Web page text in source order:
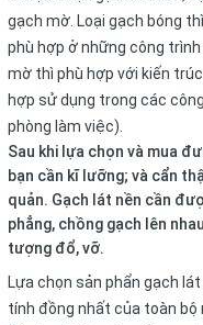
gạch mờ. Loại gạch bóng
phù hợp ở những công
mờ thì phù hợp với kiến
hợp sử dụng trong các
phòng làm việc).
Sau khi lựa chọn và mua
bạn cần kĩ lưỡng; và cẩn
quản. Gạch lát nền cần
phẳng, chồng gạch lên
tượng đổ, vỡ.
Lựa chọn sản phẩn gạch
tính đồng nhất của toàn bộ